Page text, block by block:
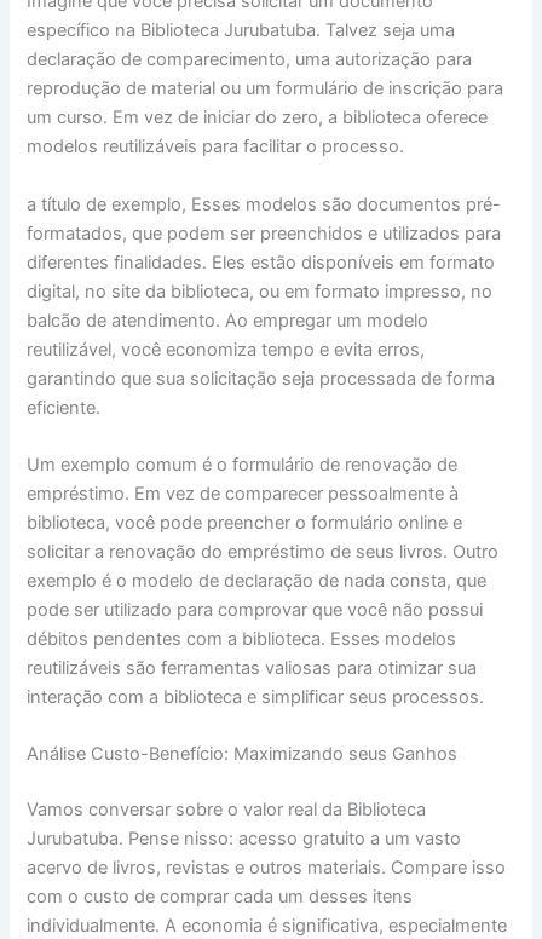
específico na Biblioteca Jurubatuba. Talvez seja uma
declaração de comparecimento, uma autorização para
reprodução de material ou um formulário de inscrição para
um curso. Em vez de iniciar do zero, a biblioteca oferece
modelos reutilizáveis para facilitar o processo.
a título de exemplo, Esses modelos são documentos pré-
formatados, que podem ser preenchidos e utilizados para
diferentes finalidades. Eles estão disponíveis em formato
digital, no site da biblioteca, ou em formato impresso, no
balcão de atendimento. Ao empregar um modelo
reutilizável, você economiza tempo e evita erros,
garantindo que sua solicitação seja processada de forma
eficiente.
Um exemplo comum é o formulário de renovação de
empréstimo. Em vez de comparecer pessoalmente à
biblioteca, você pode preencher o formulário online e
solicitar a renovação do empréstimo de seus livros. Outro
exemplo é o modelo de declaração de nada consta, que
pode ser utilizado para comprovar que você não possui
débitos pendentes com a biblioteca. Esses modelos
reutilizáveis são ferramentas valiosas para otimizar sua
interação com a biblioteca e simplificar seus processos.
Análise Custo-Benefício: Maximizando seus Ganhos
Vamos conversar sobre o valor real da Biblioteca
Jurubatuba. Pense nisso: acesso gratuito a um vasto
acervo de livros, revistas e outros materiais. Compare isso
com o custo de comprar cada um desses itens
individualmente. A economia é significativa, especialmente